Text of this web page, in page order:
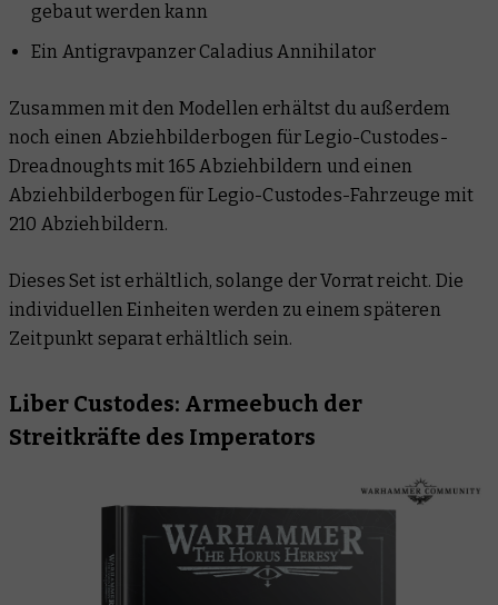
gebaut werden kann
Ein Antigravpanzer Caladius Annihilator
Zusammen mit den Modellen erhältst du außerdem
noch einen Abziehbilderbogen für Legio-Custodes-
Dreadnoughts mit 165 Abziehbildern und einen
Abziehbilderbogen für Legio-Custodes-Fahrzeuge mit
210 Abziehbildern.
Dieses Set ist erhältlich, solange der Vorrat reicht. Die
individuellen Einheiten werden zu einem späteren
Zeitpunkt separat erhältlich sein.
Liber Custodes: Armeebuch der
Streitkräfte des Imperators